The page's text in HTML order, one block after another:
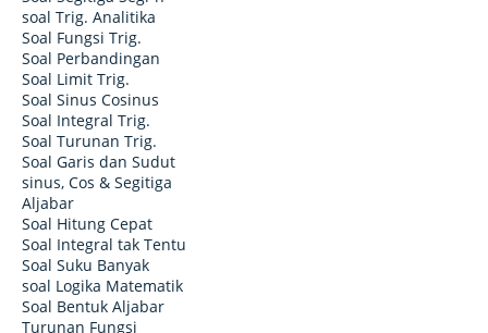
soal Trig. Analitika
Soal Fungsi Trig.
Soal Perbandingan
Soal Limit Trig.
Soal Sinus Cosinus
Soal Integral Trig.
Soal Turunan Trig.
Soal Garis dan Sudut
sinus, Cos & Segitiga
Aljabar
Soal Hitung Cepat
Soal Integral tak Tentu
Soal Suku Banyak
soal Logika Matematik
Soal Bentuk Aljabar
Turunan Fungsi